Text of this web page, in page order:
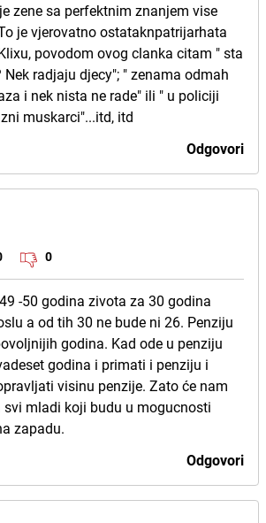
zene sa perfektnim znanjem vise
je vjerovatno ostataknpatrijarhata
povodom ovog clanka citam " sta
radjaju djecy"; " zenama odmah
i nek nista ne rade" ili " u policiji
muskarci"...itd, itd
Odgovori
0
-50 godina zivota za 30 godina
a od tih 30 ne bude ni 26. Penziju
godina. Kad ode u penziju
godina i primati i penziju i
visinu penzije. Zato će nam
mladi koji budu u mogucnosti
zapadu.
Odgovori